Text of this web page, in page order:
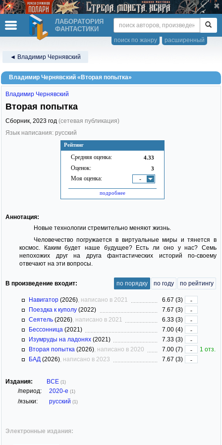
ЛАБОРАТОРИЯ
ФАНТАСТИКИ
расширенный
поиск по жанру
◄ Владимир Чернявский
Владимир Чернявский «Вторая попытка»
Рейтинг
Средняя оценка: 4.33
Оценок: 3
Моя оценка: -
подробнее
Владимир Чернявский
Вторая попытка
Сборник, 2023 год (сетевая публикация)
Язык написания: русский
Аннотация:
Новые технологии стремительно меняют жизнь.
Человечество погружается в виртуальные миры и тянется в
космос. Каким будет наше будущее? Есть ли оно у нас? Семь
непохожих друг на друга фантастических историй по-своему
отвечают на эти вопросы.
В произведение входит: по порядку по году по рейтингу
Навигатор (2026) , написано в 2021 6.67 (3)
-
Поездка к куполу (2022) 7.67 (3)
-
Сеятель (2026) , написано в 2021 6.33 (3)
-
Бессонница (2021) 7.00 (4)
-
Изумруды на ладонях (2021) 7.33 (3)
-
Вторая попытка (2026) , написано в 2020 7.00 (7) -
1 отз.
БАД (2026) , написано в 2023 7.67 (3) -
Издания: ВСЕ (1)
/период: 2020-е (1)
/языки: русский (1)
Электронные издания: